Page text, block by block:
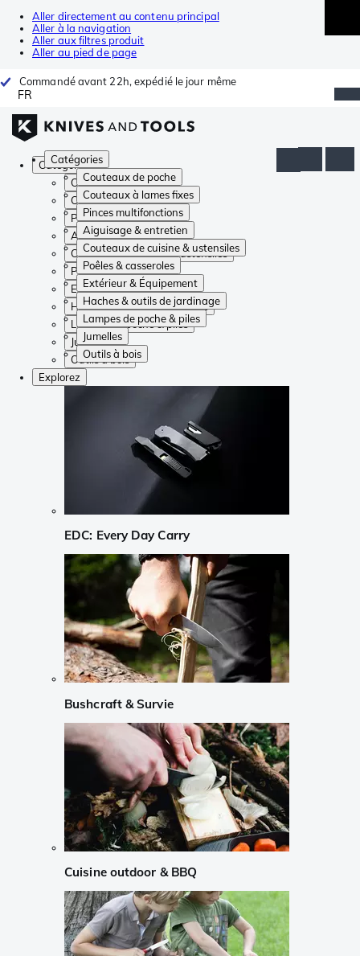
Aller directement au contenu principal
Aller à la navigation
Aller aux filtres produit
Aller au pied de page
Commandé avant 22h, expédié le jour même
FR
Catégories
Couteaux de poche
Couteaux à lames fixes
Pinces multifonctions
Aiguisage & entretien
Couteaux de cuisine & ustensiles
Poêles & casseroles
Extérieur & Équipement
Haches & outils de jardinage
Lampes de poche & piles
Jumelles
Outils à bois
Catégories
Couteaux de poche
Couteaux à lames fixes
Pinces multifonctions
Aiguisage & entretien
Couteaux de cuisine & ustensiles
Poêles & casseroles
Extérieur & Équipement
Haches & outils de jardinage
Lampes de poche & piles
Jumelles
Outils à bois
Explorez
EDC: Every Day Carry
Bushcraft & Survie
Cuisine outdoor & BBQ